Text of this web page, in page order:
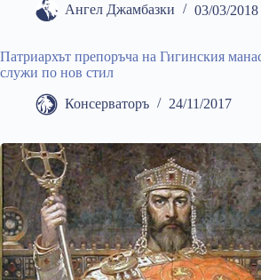
Ангел Джамбазки 03/03/2018
Патриархът препоръча на Гигинския
служи по нов стил
Консерваторъ 24/11/2017